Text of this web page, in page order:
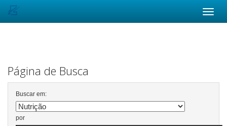
Página de Busca
Buscar em:
por